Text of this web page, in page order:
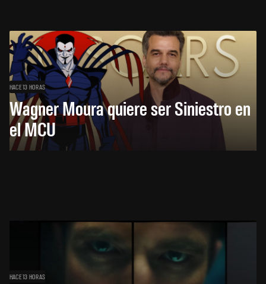
HACE 13 HORAS
Wagner Moura quiere ser Siniestro en
el MCU
HACE 13 HORAS